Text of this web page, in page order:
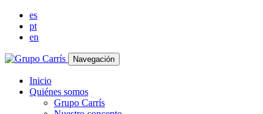
es
pt
en
Navegación
Inicio
Quiénes somos
Grupo Carrís